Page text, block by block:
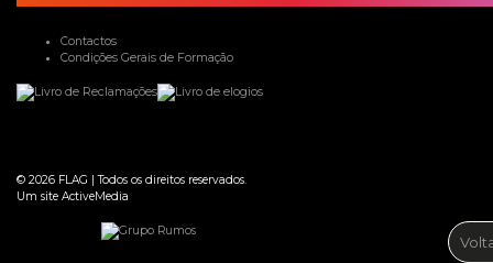
Contactos
Condições Gerais de Formação
© 2026 FLAG |Todos os direitos reservados.
Um site ActiveMedia